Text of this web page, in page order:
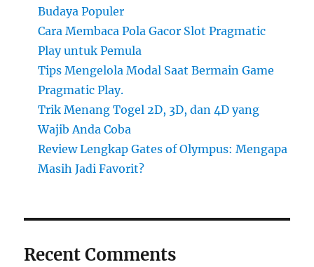
Budaya Populer
Cara Membaca Pola Gacor Slot Pragmatic
Play untuk Pemula
Tips Mengelola Modal Saat Bermain Game
Pragmatic Play.
Trik Menang Togel 2D, 3D, dan 4D yang
Wajib Anda Coba
Review Lengkap Gates of Olympus: Mengapa
Masih Jadi Favorit?
Recent Comments